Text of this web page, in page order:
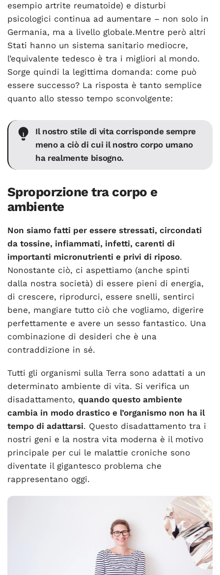
esempio artrite reumatoide) e disturbi
psicologici continua ad aumentare – non solo in
Germania, ma a livello globale.Mentre però altri
Stati hanno un sistema sanitario mediocre,
l’equivalente tedesco è tra i migliori al mondo.
Sorge quindi la legittima domanda: come può
essere successo? La risposta è tanto semplice
quanto allo stesso tempo sconvolgente:
Il nostro stile di vita corrisponde sempre
meno a ciò di cui il nostro corpo umano
ha realmente bisogno.
Sproporzione tra corpo e
ambiente
Non siamo fatti per essere stressati, circondati
da tossine, infiammati, infetti, carenti di
importanti micronutrienti e privi di riposo.
Nonostante ciò, ci aspettiamo (anche spinti
dalla nostra società) di essere pieni di energia,
di crescere, riprodurci, essere snelli, sentirci
bene, mangiare tutto ciò che vogliamo, digerire
perfettamente e avere un sesso fantastico. Una
combinazione di desideri che è una
contraddizione in sé.
Tutti gli organismi sulla Terra sono adattati a un
determinato ambiente di vita. Si verifica un
disadattamento, quando questo ambiente
cambia in modo drastico e l’organismo non ha il
tempo di adattarsi. Questo disadattamento tra i
nostri geni e la nostra vita moderna è il motivo
principale per cui le malattie croniche sono
diventate il gigantesco problema che
rappresentano oggi.